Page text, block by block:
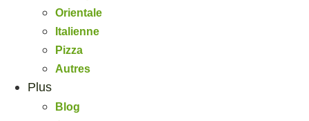
Orientale
Italienne
Pizza
Autres
Plus
Blog